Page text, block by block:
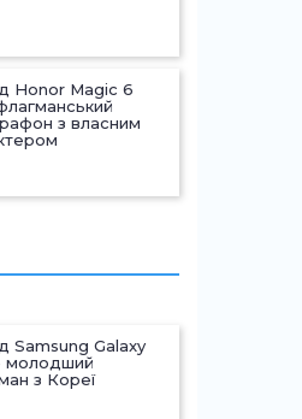
Honor Magic 6
з власним
Samsung Galaxy
молодший
з Кореї